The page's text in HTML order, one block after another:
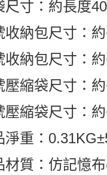
尺寸：約長度
收納包尺寸：
收納包尺寸：
壓縮袋尺寸：
壓縮袋尺寸：
淨重：
材質：仿記憶